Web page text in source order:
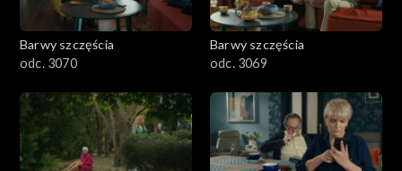
Barwy szczęścia
odc. 3070
Barwy szczęścia
odc. 3069